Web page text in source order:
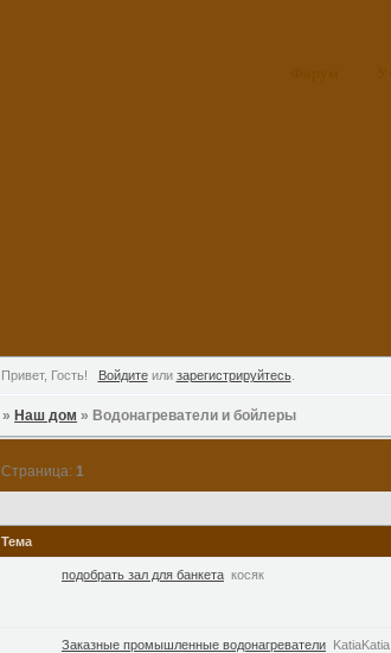
Привет, Гость! Войдитеили зарегистрируйтесь.
»Наш дом »Водонагреватели и бойлеры
Страница: 1
Тема
подобрать зал для банкета косяк
Заказные промышленные водонагреватели KatiaKatia